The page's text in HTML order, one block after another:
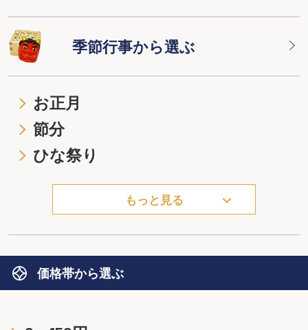
季節行事から選ぶ
お正月
節分
ひな祭り
もっと見る
価格帯から選ぶ